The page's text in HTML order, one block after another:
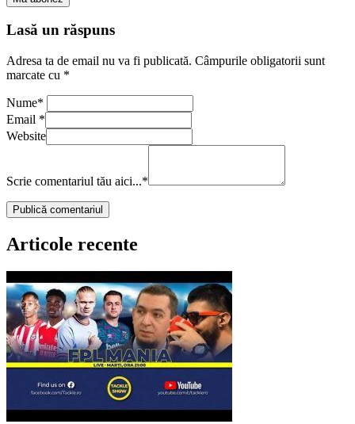
Lasă un răspuns
Adresa ta de email nu va fi publicată. Câmpurile obligatorii sunt
marcate cu *
Nume*
Email *
Website
Scrie comentariul tău aici...*
Articole recente